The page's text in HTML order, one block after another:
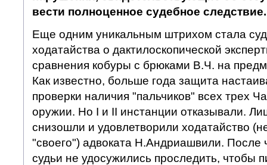
вести полноценное судебное следствие.
Еще одним уникальным штрихом стала
ходатайства о дактилоскопической
сравнения кобуры с брюками В.Ч. на
Как известно, больше года защита
проверки наличия "пальчиков" всех трех
оружии. Но I и II инстанции отказывали.
снизошли и удовлетворили ходатайство
"своего") адвоката Н.Андриашвили. После
судьи не удосужились проследить, чтобы